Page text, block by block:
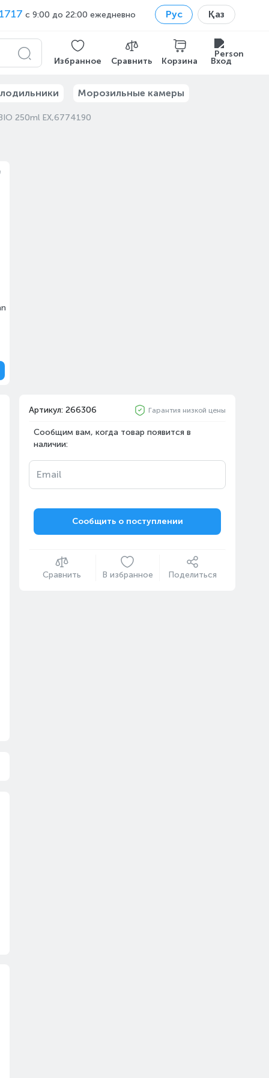
с 9:00 до 22:00 ежедневно Рус Қаз
Избранное Сравнить Корзина Вход
Морозильные камеры
250ml EX,6774190
Артикул: 266306 Гарантия низкой цены
Сообщим вам, когда товар появится в
наличии:
Email
Сообщить о поступлении
Сравнить В избранное Поделиться